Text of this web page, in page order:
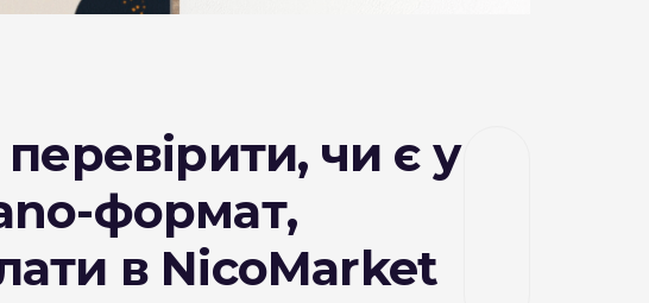
чи є у
формат,
в NicoMarket